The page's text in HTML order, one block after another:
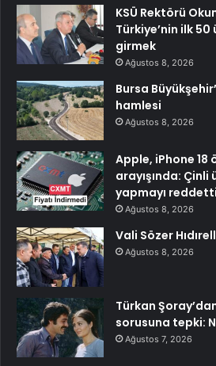
KSÜ Rektörü
Türkiye’nin ilk
girmek
Ağustos 8, 2026
Bursa
hamlesi
Ağustos 8, 2026
Apple, iPhone 18
arayışında:
yapmayı reddetti
Ağustos 8, 2026
Vali Sözer
Ağustos 8, 2026
Türkan
sorusuna tepki:
Ağustos 7, 2026